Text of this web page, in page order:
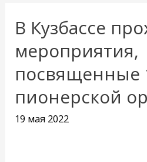
В Кузбассе
мероприятия,
посвященные
пионерской
19 мая 2022
В
Кузбассе
проходят
мероприятия,
посвященные
летию